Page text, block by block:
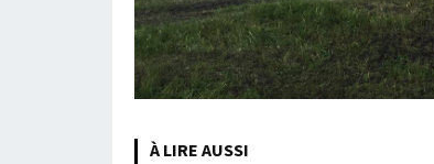
À LIRE AUSSI